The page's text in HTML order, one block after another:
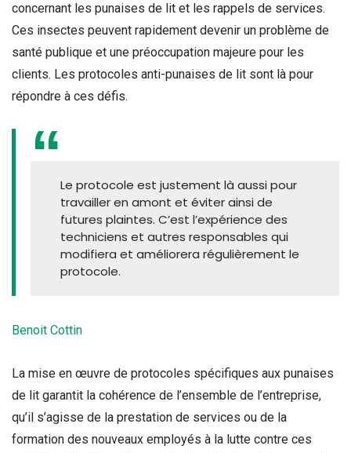
concernant les punaises de lit et les rappels de services.
Ces insectes peuvent rapidement devenir un problème de
santé publique et une préoccupation majeure pour les
clients. Les protocoles anti-punaises de lit sont là pour
répondre à ces défis.
Le protocole est justement là aussi pour
travailler en amont et éviter ainsi de
futures plaintes. C’est l’expérience des
techniciens et autres responsables qui
modifiera et améliorera régulièrement le
protocole.
Benoit Cottin
La mise en œuvre de protocoles spécifiques aux punaises
de lit garantit la cohérence de l’ensemble de l’entreprise,
qu’il s’agisse de la prestation de services ou de la
formation des nouveaux employés à la lutte contre ces